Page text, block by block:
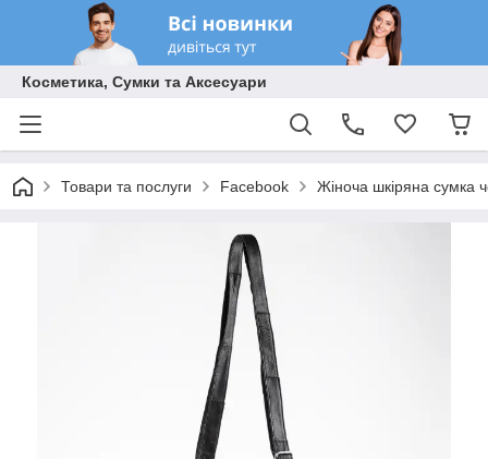
Косметика, Сумки та Аксесуари
Товари та послуги Facebook Жіноча шкіряна сумка